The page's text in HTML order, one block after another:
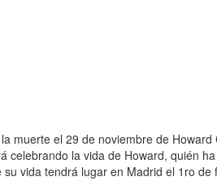
muerte el 29 de noviembre de
celebrando la vida de Howard, quién
vida tendrá lugar en Madrid el 1ro